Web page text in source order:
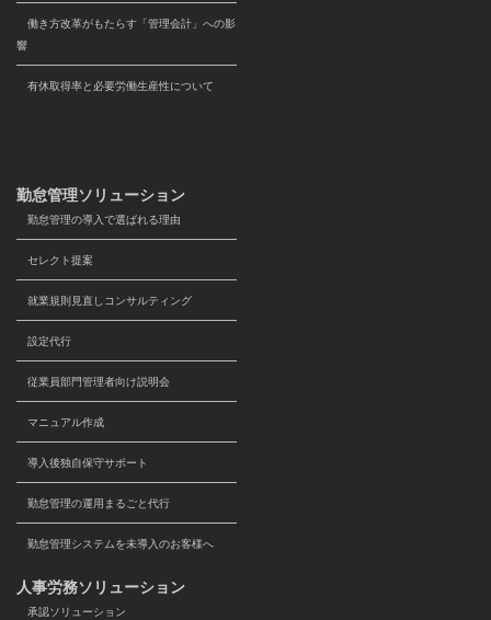
働き方改革がもたらす「管理会計」への影
響
有休取得率と必要労働生産性について
勤怠管理ソリューション
勤怠管理の導入で選ばれる理由
セレクト提案
就業規則見直しコンサルティング
設定代行
従業員部門管理者向け説明会
マニュアル作成
導入後独自保守サポート
勤怠管理の運用まるごと代行
勤怠管理システムを未導入のお客様へ
人事労務ソリューション
承認ソリューション